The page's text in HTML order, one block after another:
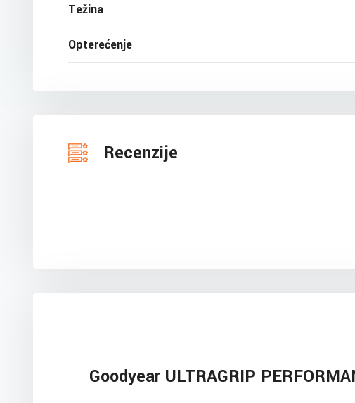
Težina
Opterećenje
Recenzije
Goodyear ULTRAGRIP